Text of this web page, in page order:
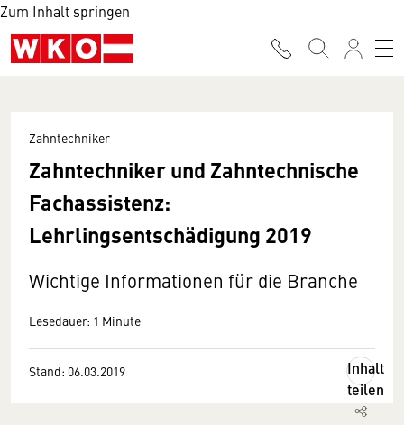
Zum Inhalt springen
Zahntechniker
Zahntechniker und Zahntechnische
Fachassistenz:
Lehrlingsentschädigung 2019
Wichtige Informationen für die Branche
Lesedauer: 1 Minute
Stand: 06.03.2019
Inhalt
teilen